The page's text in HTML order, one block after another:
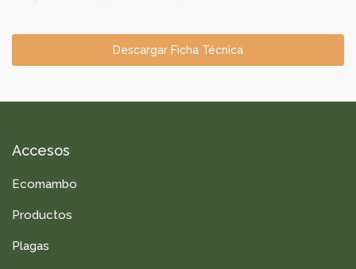
Descargar Ficha Técnica
Accesos
Ecomambo
Productos
Plagas